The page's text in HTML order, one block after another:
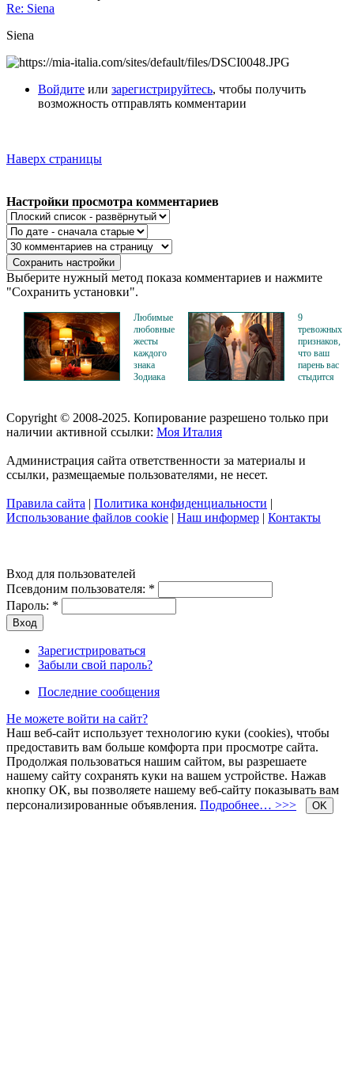
Re: Siena
Siena
Войдите или зарегистрируйтесь, чтобы получить
возможность отправлять комментарии
Наверх страницы
Настройки просмотра комментариев
Выберите нужный метод показа комментариев и нажмите
"Сохранить установки".
Любимые
любовные
жесты
каждого
знака
Зодиака
9
тревожных
признаков,
что ваш
парень вас
стыдится
Copyright © 2008-2025. Копирование разрешено только при
наличии активной ссылки: Моя Италия
Администрация сайта ответственности за материалы и
ссылки, размещаемые пользователями, не несет.
Правила сайта | Политика конфиденциальности |
Использование файлов cookie | Наш информер | Контакты
Вход для пользователей
Псевдоним пользователя: *
Пароль: *
Зарегистрироваться
Забыли свой пароль?
Последние сообщения
Не можете войти на сайт?
Наш веб-сайт использует технологию куки (cookies), чтобы
предоставить вам больше комфорта при просмотре сайта.
Продолжая пользоваться нашим сайтом, вы разрешаете
нашему сайту сохранять куки на вашем устройстве. Нажав
кнопку ОК, вы позволяете нашему веб-сайту показывать вам
персонализированные объявления. Подробнее… >>> OK